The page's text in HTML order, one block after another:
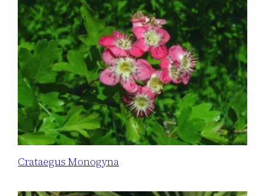
Crataegus Monogyna